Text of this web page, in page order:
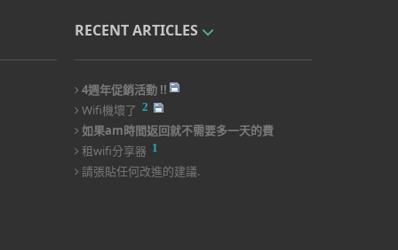
RECENT ARTICLES
4週年促銷活動 !!
Wifi機壞了 2
如果am時間返回就不需要多一天的費
用!!租wifi分享器 1
請張貼任何改進的建議.